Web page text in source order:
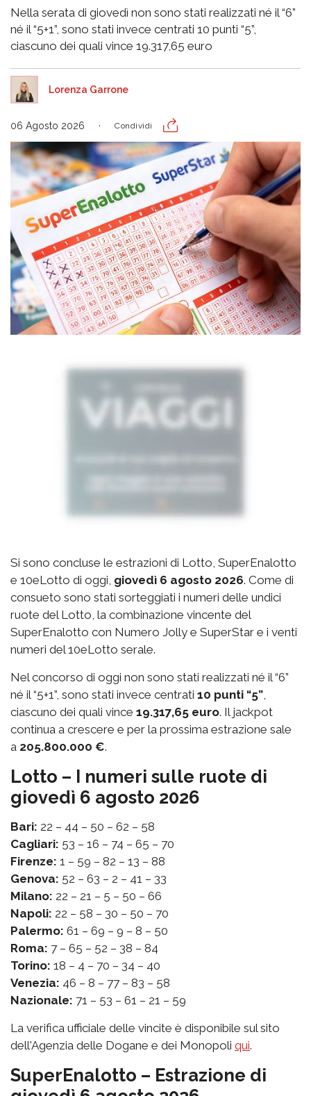
Nella serata di giovedì non sono stati realizzati né il “6”
né il “5+1”, sono stati invece centrati 10 punti “5”,
ciascuno dei quali vince 19.317,65 euro
Lorenza Garrone
06 Agosto 2026 Condividi
Si sono concluse le estrazioni di Lotto, SuperEnalotto
e 10eLotto di oggi, giovedì 6 agosto 2026. Come di
consueto sono stati sorteggiati i numeri delle undici
ruote del Lotto, la combinazione vincente del
SuperEnalotto con Numero Jolly e SuperStar e i venti
numeri del 10eLotto serale.
Nel concorso di oggi non sono stati realizzati né il “6”
né il “5+1”, sono stati invece centrati 10 punti “5”,
ciascuno dei quali vince 19.317,65 euro. Il jackpot
continua a crescere e per la prossima estrazione sale
a 205.800.000 €.
Lotto – I numeri sulle ruote di
giovedì 6 agosto 2026
Bari: 22 – 44 – 50 – 62 – 58
Cagliari: 53 – 16 – 74 – 65 – 70
Firenze: 1 – 59 – 82 – 13 – 88
Genova: 52 – 63 – 2 – 41 – 33
Milano: 22 – 21 – 5 – 50 – 66
Napoli: 22 – 58 – 30 – 50 – 70
Palermo: 61 – 69 – 9 – 8 – 50
Roma: 7 – 65 – 52 – 38 – 84
Torino: 18 – 4 – 70 – 34 – 40
Venezia: 46 – 8 – 77 – 83 – 58
Nazionale: 71 – 53 – 61 – 21 – 59
La verifica ufficiale delle vincite è disponibile sul sito
dell'Agenzia delle Dogane e dei Monopoli qui.
SuperEnalotto – Estrazione di